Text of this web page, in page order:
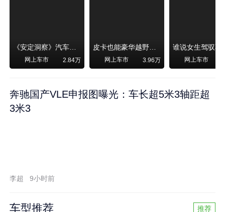
《安定洞察》汽车烧不烧油，和石油安全无关！
网上车市 2.84万
皮卡也能豪华越野！纵横F700上市，限时卖29.99万起
网上车市 3.96万 网上车市
奔驰国产VLE申报图曝光：车长超5米3轴距超
3米3
李超 9小时前
车型推荐 推荐